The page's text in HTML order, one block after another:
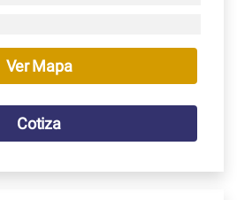
Ver Mapa
Cotiza